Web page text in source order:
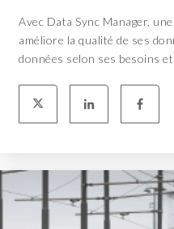
Avec Data Sync Manager,
améliore la qualité de ses
données selon ses besoins et